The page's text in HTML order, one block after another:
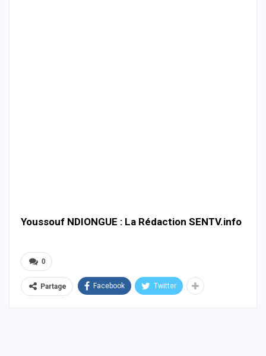
Youssouf NDIONGUE : La Rédaction SENTV.info
0
Partage Facebook Twitter